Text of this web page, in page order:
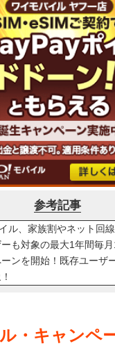
参考記事
ル、家族割やネット回
も対象の最大1年間毎
ンを開始！既存ユーザ
・キャンペ